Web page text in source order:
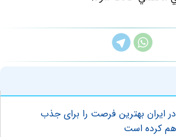
ایران بهترین فرصت را برای جذب
کرده است